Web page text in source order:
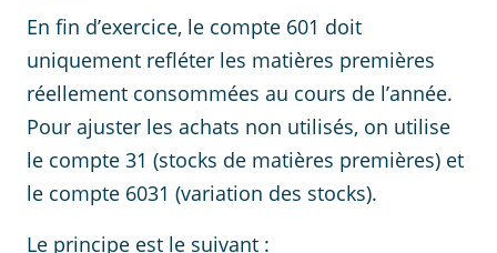
En fin d’exercice, le compte 601 doit
uniquement refléter les matières premières
réellement consommées au cours de l’année.
Pour ajuster les achats non utilisés, on utilise
le compte 31 (stocks de matières premières) et
le compte 6031 (variation des stocks).
Le principe est le suivant :